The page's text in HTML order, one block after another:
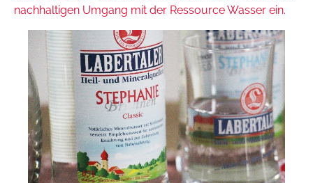
nachhaltigen Umgang mit der Ressource Wasser ein.